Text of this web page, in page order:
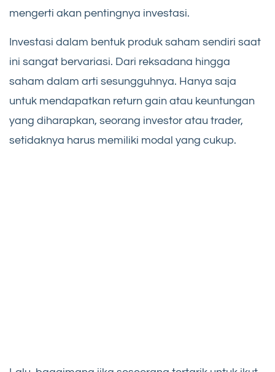
mengerti akan pentingnya investasi.
Investasi dalam bentuk produk saham sendiri saat
ini sangat bervariasi. Dari reksadana hingga
saham dalam arti sesungguhnya. Hanya saja
untuk mendapatkan return gain atau keuntungan
yang diharapkan, seorang investor atau trader,
setidaknya harus memiliki modal yang cukup.